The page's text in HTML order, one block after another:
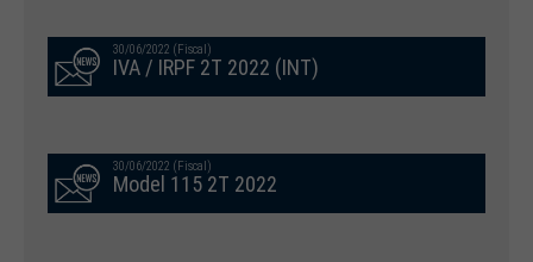
30/06/2022 (Fiscal)
IVA / IRPF 2T 2022 (INT)
30/06/2022 (Fiscal)
Model 115 2T 2022